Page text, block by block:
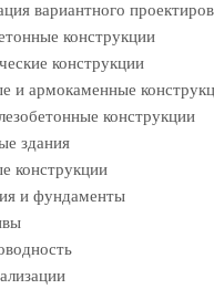
вариантного
конструкции
конструкции
и армокаменные
конструкции
здания
конструкции
и фундаменты